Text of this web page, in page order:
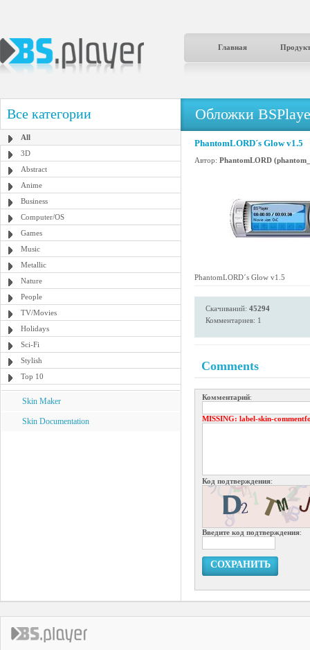
Главная
Все категории
All
3D
Abstract
Anime
Business
Computer/OS
Games
Music
Metallic
Nature
People
TV/Movies
Holidays
Sci-Fi
Stylish
Top 10
Skin Maker
Skin Documentation
Обложки
PhantomLORD´s Glow v1.5
Автор: PhantomLORD
PhantomLORD´s Glow v1.5
Скачиваний: 45294
Комментариев: 1
Comments
Комментарий:
MISSING: label-skin-
Код подтверждения:
Введите код подтверждения:
СОХРАНИТЬ